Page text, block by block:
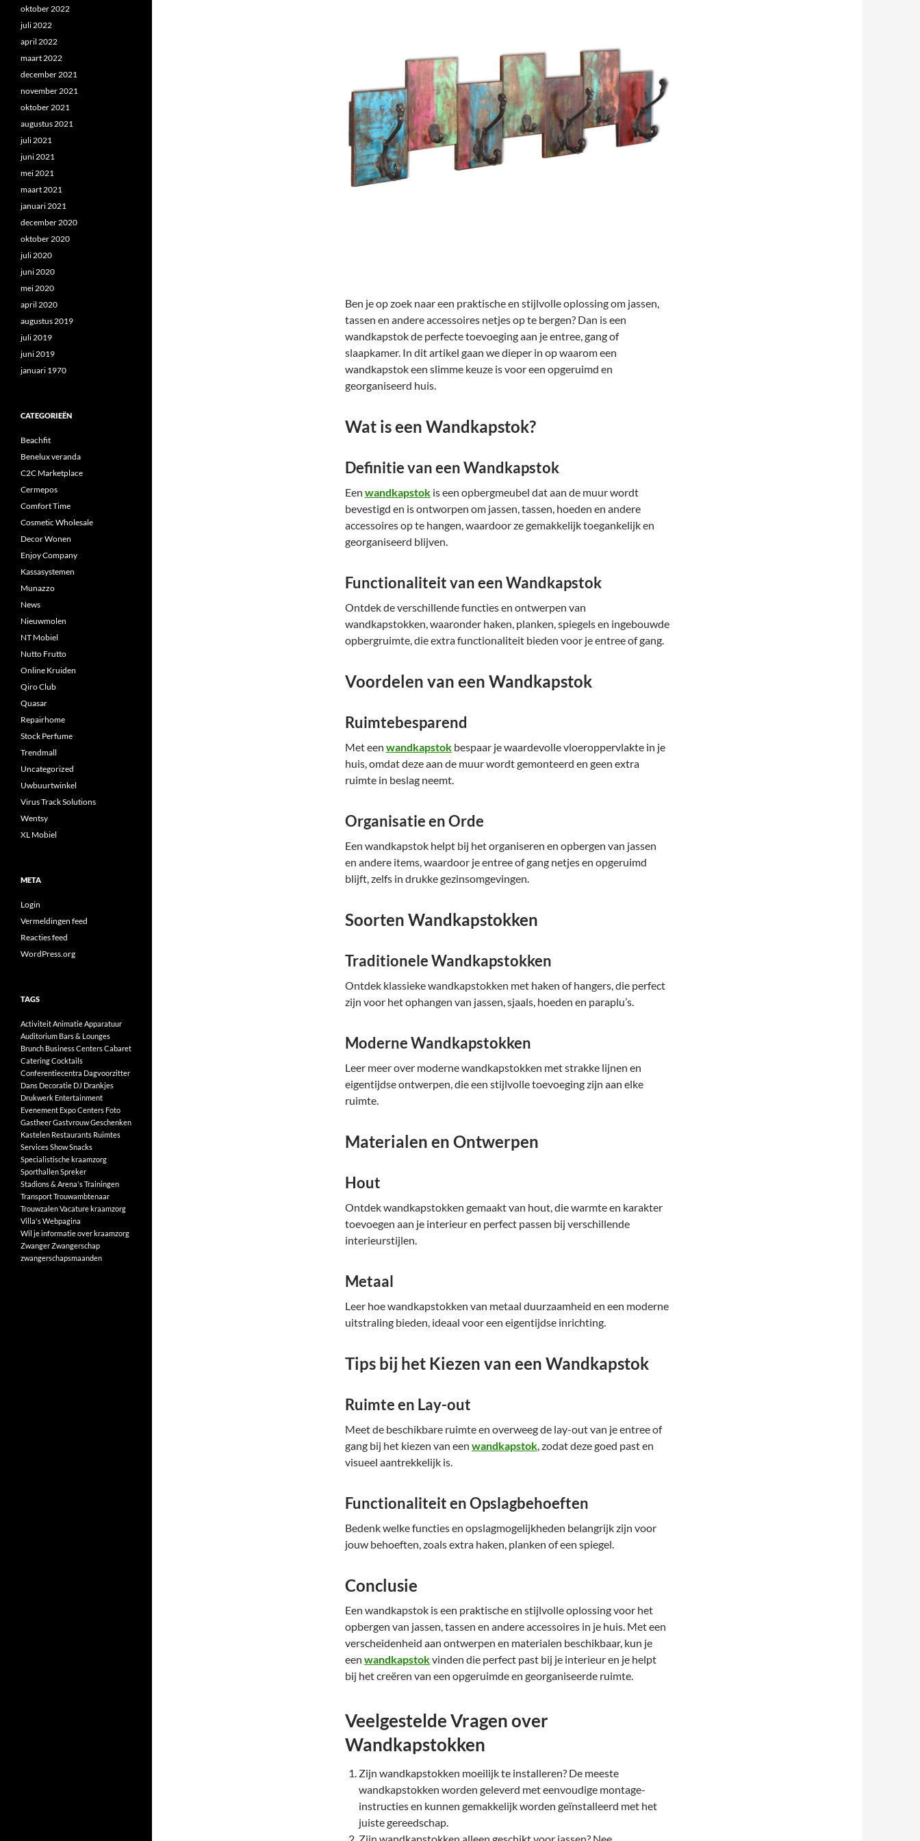
Ben je op zoek naar een praktische en stijlvolle oplossing om jassen,
tassen en andere accessoires netjes op te bergen? Dan is een
wandkapstok de perfecte toevoeging aan je entree, gang of
slaapkamer. In dit artikel gaan we dieper in op waarom een
wandkapstok een slimme keuze is voor een opgeruimd en
georganiseerd huis.
Wat is een Wandkapstok?
Definitie van een Wandkapstok
Een wandkapstok is een opbergmeubel dat aan de muur wordt
bevestigd en is ontworpen om jassen, tassen, hoeden en andere
accessoires op te hangen, waardoor ze gemakkelijk toegankelijk en
georganiseerd blijven.
Functionaliteit van een Wandkapstok
Ontdek de verschillende functies en ontwerpen van
wandkapstokken, waaronder haken, planken, spiegels en ingebouwde
opbergruimte, die extra functionaliteit bieden voor je entree of gang.
Voordelen van een Wandkapstok
Ruimtebesparend
Met een wandkapstok bespaar je waardevolle vloeroppervlakte in je
huis, omdat deze aan de muur wordt gemonteerd en geen extra
ruimte in beslag neemt.
Organisatie en Orde
Een wandkapstok helpt bij het organiseren en opbergen van jassen
en andere items, waardoor je entree of gang netjes en opgeruimd
blijft, zelfs in drukke gezinsomgevingen.
Soorten Wandkapstokken
Traditionele Wandkapstokken
Ontdek klassieke wandkapstokken met haken of hangers, die perfect
zijn voor het ophangen van jassen, sjaals, hoeden en paraplu’s.
Moderne Wandkapstokken
Leer meer over moderne wandkapstokken met strakke lijnen en
eigentijdse ontwerpen, die een stijlvolle toevoeging zijn aan elke
ruimte.
Materialen en Ontwerpen
Hout
Ontdek wandkapstokken gemaakt van hout, die warmte en karakter
toevoegen aan je interieur en perfect passen bij verschillende
interieurstijlen.
Metaal
Leer hoe wandkapstokken van metaal duurzaamheid en een moderne
uitstraling bieden, ideaal voor een eigentijdse inrichting.
Tips bij het Kiezen van een Wandkapstok
Ruimte en Lay-out
Meet de beschikbare ruimte en overweeg de lay-out van je entree of
gang bij het kiezen van een wandkapstok, zodat deze goed past en
visueel aantrekkelijk is.
Functionaliteit en Opslagbehoeften
Bedenk welke functies en opslagmogelijkheden belangrijk zijn voor
jouw behoeften, zoals extra haken, planken of een spiegel.
Conclusie
Een wandkapstok is een praktische en stijlvolle oplossing voor het
opbergen van jassen, tassen en andere accessoires in je huis. Met een
verscheidenheid aan ontwerpen en materialen beschikbaar, kun je
een wandkapstokvinden die perfect past bij je interieur en je helpt
bij het creëren van een opgeruimde en georganiseerde ruimte.
Veelgestelde Vragen over
Wandkapstokken
Zijn wandkapstokken moeilijk te installeren? De meeste
wandkapstokken worden geleverd met eenvoudige montage-
instructies en kunnen gemakkelijk worden geïnstalleerd met het
juiste gereedschap.
oktober 2022
juli 2022
april 2022
maart 2022
december 2021
november 2021
oktober 2021
augustus 2021
juli 2021
juni 2021
mei 2021
maart 2021
januari 2021
december 2020
oktober 2020
juli 2020
juni 2020
mei 2020
april 2020
augustus 2019
juli 2019
juni 2019
januari 1970
CATEGORIEËN
Beachfit
Benelux veranda
C2C Marketplace
Cermepos
Comfort Time
Cosmetic Wholesale
Decor Wonen
Enjoy Company
Kassasystemen
Munazzo
News
Nieuwmolen
NT Mobiel
Nutto Frutto
Online Kruiden
Qiro Club
Quasar
Repairhome
Stock Perfume
Trendmall
Uncategorized
Uwbuurtwinkel
Virus Track Solutions
Wentsy
XL Mobiel
META
Login
Vermeldingen feed
Reacties feed
WordPress.org
TAGS
ActiviteitAnimatieApparatuur
Auditorium Bars & Lounges
Brunch Business CentersCabaret
CateringCocktails
Conferentiecentra Dagvoorzitter
Dans Decoratie DJ Drankjes
Drukwerk Entertainment
Evenement Expo Centers Foto
GastheerGastvrouwGeschenken
Kastelen Restaurants Ruimtes
ServicesShowSnacks
Specialistische kraamzorg
SporthallenSpreker
Stadions & Arena'sTrainingen
TransportTrouwambtenaar
TrouwzalenVacature kraamzorg
Villa'sWebpagina
Wil je informatie over kraamzorg
ZwangerZwangerschap
zwangerschapsmaanden